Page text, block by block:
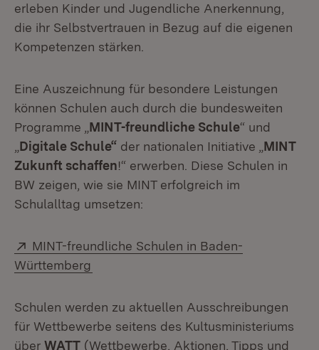
erleben Kinder und Jugendliche Anerkennung,
die ihr Selbstvertrauen in Bezug auf die eigenen
Kompetenzen stärken.
Eine Auszeichnung für besondere Leistungen
können Schulen auch durch die bundesweiten
Programme „ MINT-freundliche Schule“ und
Digitale Schule“ der nationalen Initiative „ MINT
Zukunft schaffen!“ erwerben. Diese Schulen in
BW zeigen, wie sie MINT erfolgreich im
Schulalltag umsetzen:
Extern:
MINT-freundliche Schulen in Baden-
Württemberg
Schulen werden zu aktuellen Ausschreibungen
für Wettbewerbe seitens des Kultusministeriums
über WATT (Wettbewerbe, Aktionen, Tipps und